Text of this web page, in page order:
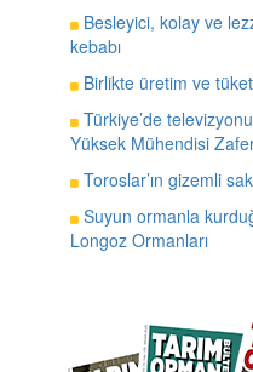
Besleyici, kolay ve
kebabı
Birlikte üretim ve
Türkiye’de
Yüksek Mühendisi
Toroslar’ın gizemli
Suyun ormanla
Longoz Ormanları